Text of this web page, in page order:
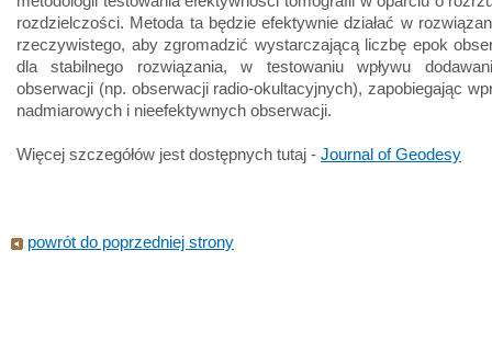
rozdzielczości. Metoda ta będzie efektywnie działać w
rzeczywistego, aby zgromadzić wystarczającą liczbę epok
dla stabilnego rozwiązania, w testowaniu wpływu
obserwacji (np. obserwacji radio-okultacyjnych), zapobiegając
nadmiarowych i nieefektywnych obserwacji.
Więcej szczegółów jest dostępnych tutaj - Journal of Geodesy
powrót do poprzedniej strony